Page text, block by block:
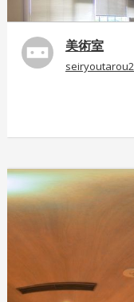
美術室